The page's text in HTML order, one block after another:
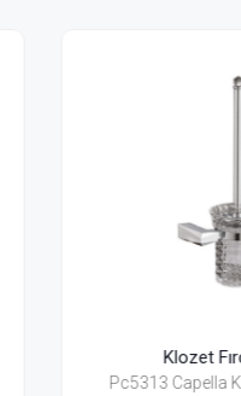
Klozet
Pn4813 Nova